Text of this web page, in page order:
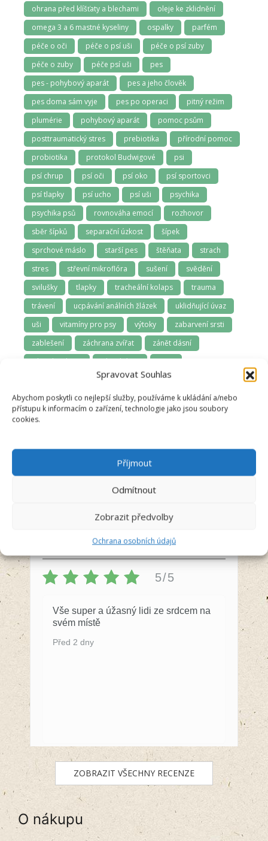
Spravovat Souhlas
Abychom poskytli co nejlepší služby, používáme k ukládání a/nebo
přístupu k informacím o zařízení, technologie jako jsou soubory
cookies.
Příjmout
Odmítnout
Zobrazit předvolby
Ochrana osobních údajů
ohrana před klíšťaty a blechami
oleje ke zklidnění
omega 3 a 6 mastné kyseliny
ospalky
parfém
péče o oči
péče o psí uši
péče o psí zuby
péče o zuby
péče psí uši
pes
pes - pohybový aparát
pes a jeho člověk
pes doma sám vyje
pes po operaci
pitný režim
plumérie
pohybový aparát
pomoc psům
posttraumatický stres
prebiotika
přírodní pomoc
probiotika
protokol Budwigové
psi
psí chrup
psí oči psí oko
psí sportovci
psí tlapky
psí ucho psí uši
psychika
psychika psů
rovnováha emocí
rozhovor
sběr šípků
separační úzkost
šípek
sprchové máslo
starší pes štěňata
strach
stres
střevní mikroflóra sušení
svědění
svilušky
tlapky tracheální kolaps
trauma
trávení
ucpávání análních žlázek
uklidňující úvaz
uši
vitamíny pro psy výtoky
zabarvení srsti
zablešení
záchrana zvířat
zánět dásní
zápach z tlamy
závodní psi
zima
zubní kámen
zuby a dásně
zúžená průdušnice zvládání samoty
Recenzent
5/5
Vše super a úžasný lidi ze srdcem na
svém místě
Před 2 dny
ZOBRAZIT VŠECHNY RECENZE
O nákupu